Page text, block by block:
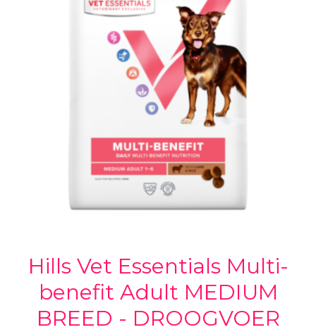
Hills Vet Essentials Multi-
benefit Adult MEDIUM
BREED - DROOGVOER